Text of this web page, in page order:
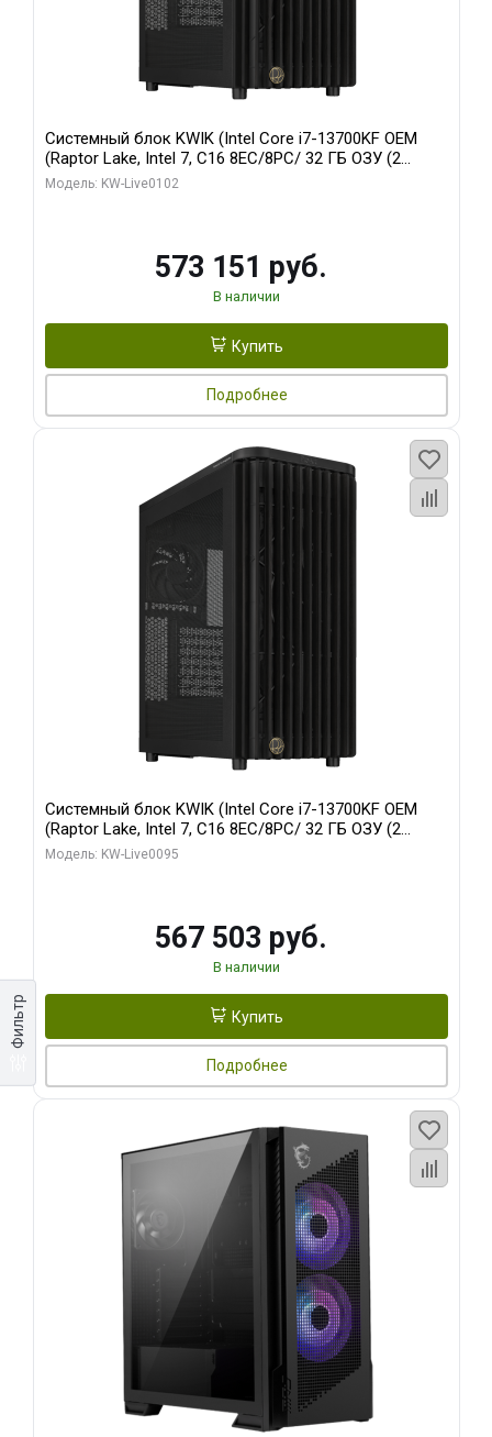
Фильтр
Системный блок KWIK (Intel Core i7-13700KF OEM
(Raptor Lake, Intel 7, C16 8EC/8PC/ 32 ГБ ОЗУ (2
модуля)/ Afox RTX4090 24GB GDDR6X 384-Bit 3xDP
Модель: KW-Live0102
573 151 руб.
В наличии
Купить
Подробнее
Системный блок KWIK (Intel Core i7-13700KF OEM
(Raptor Lake, Intel 7, C16 8EC/8PC/ 32 ГБ ОЗУ (2
модуля)/ Afox RTX4090 24GB GDDR6X 384-Bit 3xDP
Модель: KW-Live0095
567 503 руб.
В наличии
Купить
Подробнее